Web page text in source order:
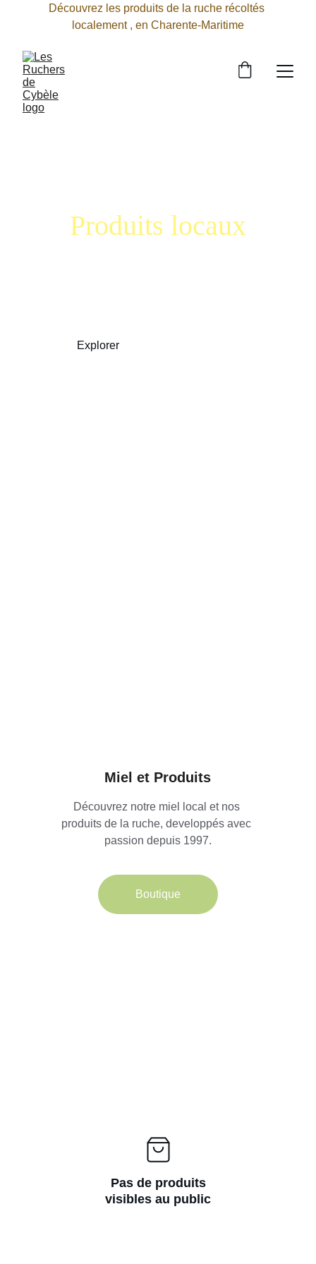
Découvrez les produits de la ruche récoltés
localement , en Charente-Maritime
Produits locaux
Explorer
Miel et Produits
Découvrez notre miel local et nos
produits de la ruche, developpés avec
passion depuis 1997.
Boutique
Pas de produits
visibles au public